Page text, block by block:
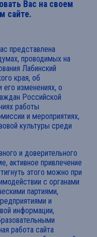
Вас на своем
сайте.
представлена
проводимых на
Лабинский
края, об
его изменениях, о
Российской
работы
и мероприятиях,
культуры среди
и доверительного
активное привлечение
этого можно при
с органами
партиями,
и
информации,
работа сайта